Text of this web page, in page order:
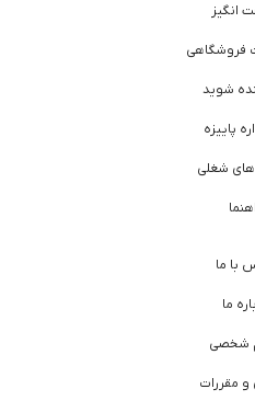
انگیز
فروشگاهی
شوید
پاییزه
شغلی
با ما
ما
شخصی
و مقررات